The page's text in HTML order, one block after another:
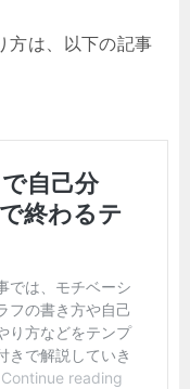
方は、以下の記事